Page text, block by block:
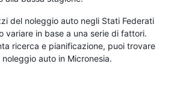
del noleggio auto negli Stati Federati
variare in base a una serie di fattori.
ricerca e pianificazione, puoi trovare
auto in Micronesia.